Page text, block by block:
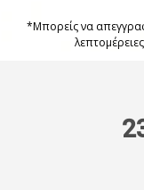
*Μπορείς να